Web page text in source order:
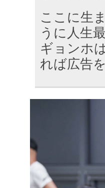
ここに生
うに人生
ギョンホ
れば広告